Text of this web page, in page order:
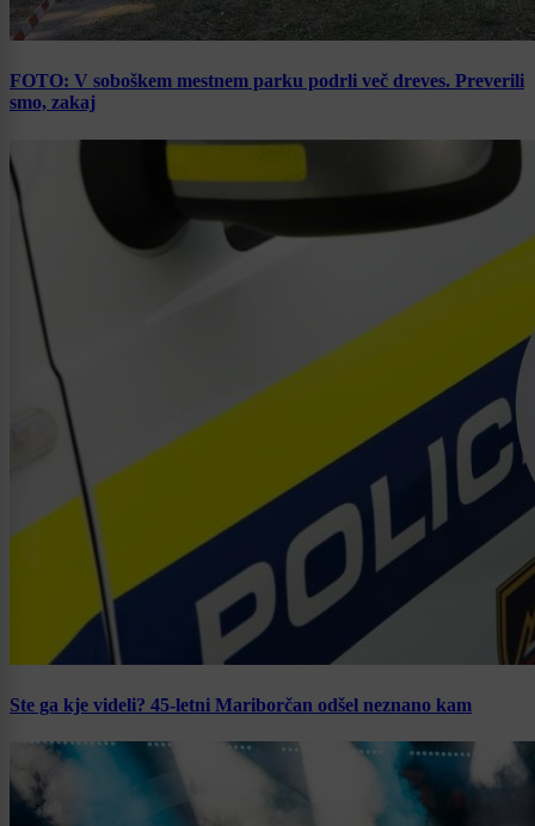
FOTO: V soboškem mestnem parku podrli več dreves. Preverili
smo, zakaj
Ste ga kje videli? 45-letni Mariborčan odšel neznano kam